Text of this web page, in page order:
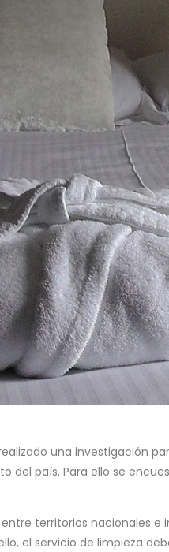
realizado una
país. Para ello se
territorios nacionales
el servicio de limpieza